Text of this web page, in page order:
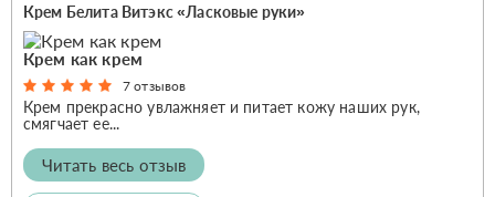
Крем Белита Витэкс «Ласковые руки»
Крем как крем
7 отзывов
Крем прекрасно увлажняет и питает кожу наших рук,
смягчает ее...
Читать весь отзыв